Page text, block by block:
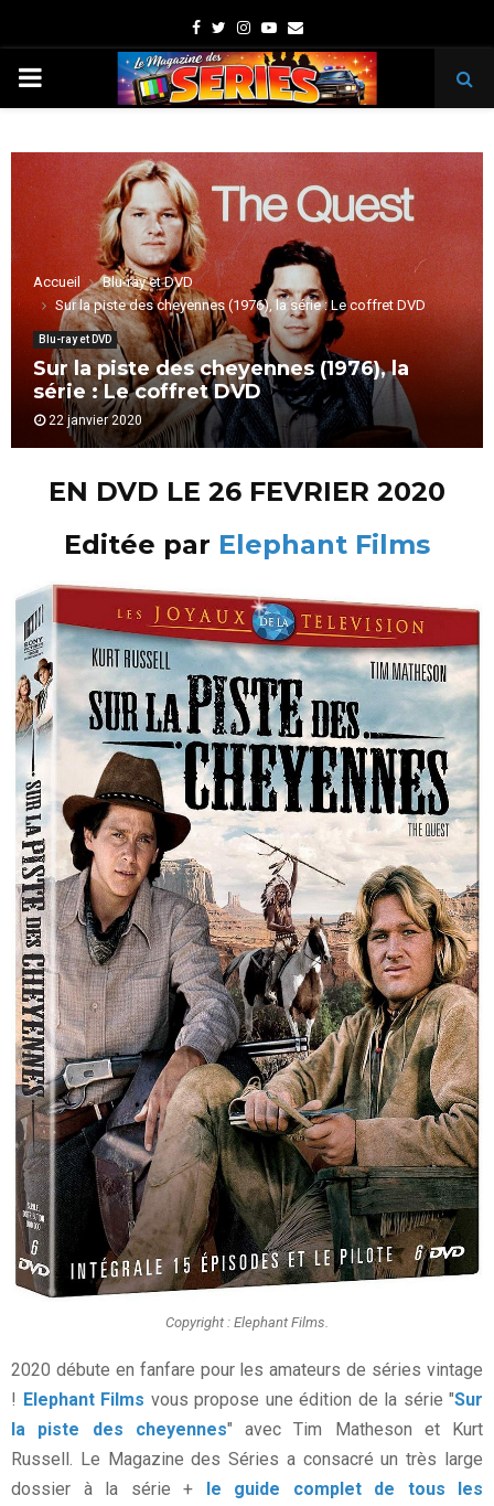
Facebook
TwitterInstagram
Youtube
Email
PRIMARY
Accueil
Blu-ray et DVD
Sur la piste des cheyennes (1976), la série : Le coffret DVD
Blu-ray et DVD
Sur la piste des cheyennes (1976), la
série : Le coffret DVD
22 janvier 2020
EN DVD LE 26 FEVRIER 2020
Editée par Elephant Films
Copyright : Elephant Films.
2020 débute en fanfare pour les amateurs de séries vintage
! Elephant Films vous propose une édition de la série "Sur
la piste des cheyennes" avec Tim Matheson et Kurt
Russell. Le Magazine des Séries a consacré un très large
dossier à la série + le guide complet de tous les